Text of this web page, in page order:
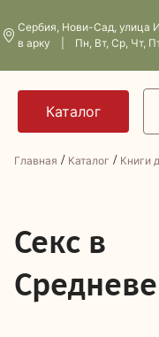
Сербия, Нови-Сад, улица
в арку | Пн, Вт, Ср, Чт,
Главная / Каталог / Книги
Секс в